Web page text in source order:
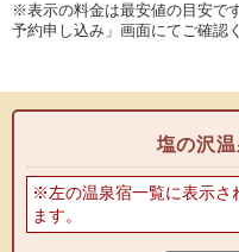
※表示の料金は最安値の目安で
予約申し込み」画面にてご確認
塩の沢
※左の温泉宿一覧に表示さ
ます。